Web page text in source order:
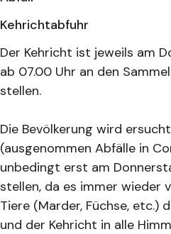
Kehrichtabfuhr
Der Kehricht ist jeweils am
ab 07.00 Uhr an den
stellen.
Die Bevölkerung wird
(ausgenommen Abfälle in
unbedingt erst am
stellen, da es immer wieder
Tiere (Marder, Füchse, etc.)
und der Kehricht in alle